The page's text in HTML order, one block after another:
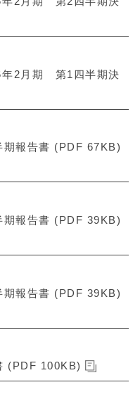
年2月期 第1四半期決
報告書 (PDF 67KB)
報告書 (PDF 39KB)
報告書 (PDF 39KB)
(PDF 100KB)